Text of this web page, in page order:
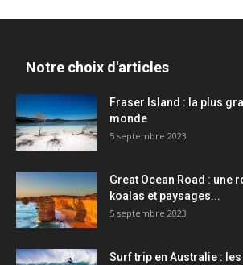
Notre choix d'articles
Fraser Island : la plus
monde
5 septembre 2023
Great Ocean Road : une
koalas et paysages...
5 septembre 2023
Surf trip en Australie :